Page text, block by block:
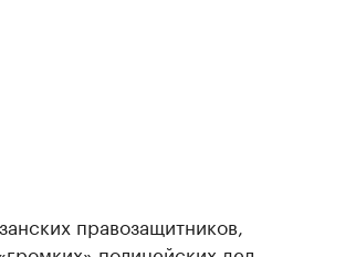
правозащитников,